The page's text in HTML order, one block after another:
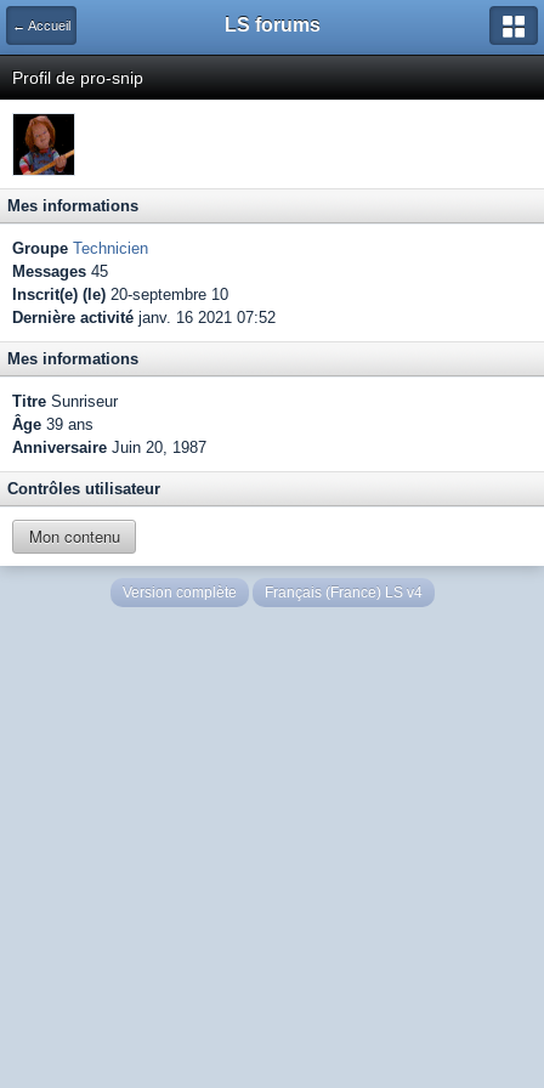
← Accueil LS forums
Profil de pro-snip
Mes informations
Groupe Technicien
Messages 45
Inscrit(e) (le) 20-septembre 10
Dernière activité janv. 16 2021 07:52
Mes informations
Titre Sunriseur
Âge 39 ans
Anniversaire Juin 20, 1987
Contrôles utilisateur
Mon contenu
Version complète Français (France) LS v4